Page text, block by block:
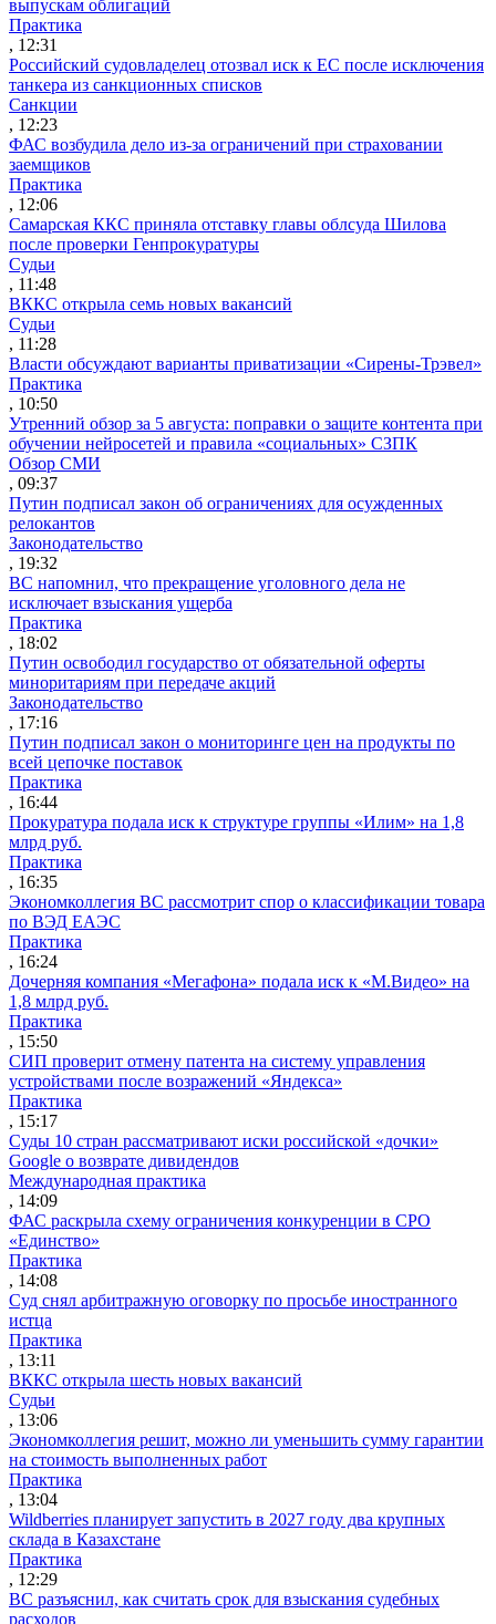
выпускам облигаций
Практика
, 12:31
Российский судовладелец отозвал иск к ЕС после исключения
танкера из санкционных списков
Санкции
, 12:23
ФАС возбудила дело из-за ограничений при страховании
заемщиков
Практика
, 12:06
Самарская ККС приняла отставку главы облсуда Шилова
после проверки Генпрокуратуры
Судьи
, 11:48
ВККС открыла семь новых вакансий
Судьи
, 11:28
Власти обсуждают варианты приватизации «Сирены-Трэвел»
Практика
, 10:50
Утренний обзор за 5 августа: поправки о защите контента при
обучении нейросетей и правила «социальных» СЗПК
Обзор СМИ
, 09:37
Путин подписал закон об ограничениях для осужденных
релокантов
Законодательство
, 19:32
ВС напомнил, что прекращение уголовного дела не
исключает взыскания ущерба
Практика
, 18:02
Путин освободил государство от обязательной оферты
миноритариям при передаче акций
Законодательство
, 17:16
Путин подписал закон о мониторинге цен на продукты по
всей цепочке поставок
Практика
, 16:44
Прокуратура подала иск к структуре группы «Илим» на 1,8
млрд руб.
Практика
, 16:35
Экономколлегия ВС рассмотрит спор о классификации товара
по ВЭД ЕАЭС
Практика
, 16:24
Дочерняя компания «Мегафона» подала иск к «М.Видео» на
1,8 млрд руб.
Практика
, 15:50
СИП проверит отмену патента на систему управления
устройствами после возражений «Яндекса»
Практика
, 15:17
Суды 10 стран рассматривают иски российской «дочки»
Google о возврате дивидендов
Международная практика
, 14:09
ФАС раскрыла схему ограничения конкуренции в СРО
«Единство»
Практика
, 14:08
Суд снял арбитражную оговорку по просьбе иностранного
истца
Практика
, 13:11
ВККС открыла шесть новых вакансий
Судьи
, 13:06
Экономколлегия решит, можно ли уменьшить сумму гарантии
на стоимость выполненных работ
Практика
, 13:04
Wildberries планирует запустить в 2027 году два крупных
склада в Казахстане
Практика
, 12:29
ВС разъяснил, как считать срок для взыскания судебных
расходов